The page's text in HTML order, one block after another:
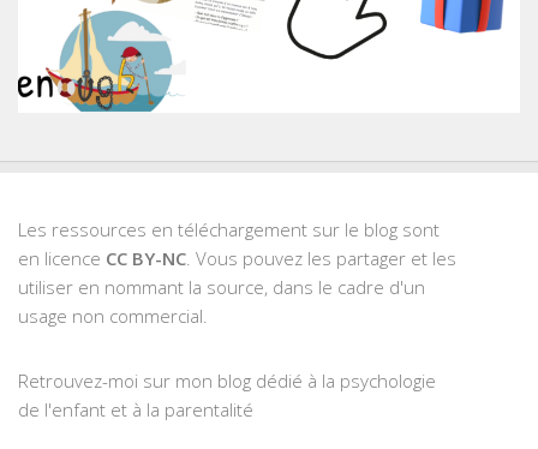
Les ressources en téléchargement sur le blog sont
en licence CC BY-NC. Vous pouvez les partager et les
utiliser en nommant la source, dans le cadre d'un
usage non commercial.
Retrouvez-moi sur mon blog dédié à la psychologie
de l'enfant et à la parentalité